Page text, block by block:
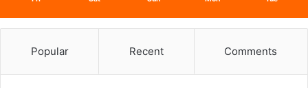
Popular Recent Comments